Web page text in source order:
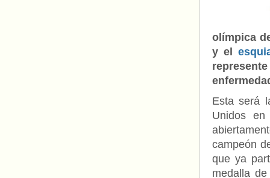
olímpica
y el
Esta será
Unidos
campeón
que ya
medalla